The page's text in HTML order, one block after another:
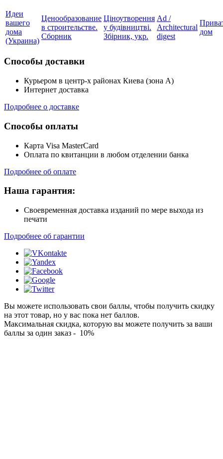
Идеи
вашего
дома
(Украина)
Ценообразование
в строительстве.
Сборник
Ціноутворення
у будівництві.
Збірник, укр.
Ad /
Architectural
digest
дом
Способы доставки
Курьером в центр-х районах Киева (зона А)
Интернет доставка
Подробнее о доставке
Способы оплаты
Карта Visa MasterCard
Оплата по квитанции в любом отделении банка
Подробнее об оплате
Наша гарантия:
Своевременная доставка изданий по мере выхода из
печати
Подробнее об гарантии
Вы можете использовать свои баллы, чтобы получить скидку
на этот товар, но у вас пока нет баллов.
Максимальная скидка, которую вы можете получить за ваши
баллы за один заказ - 10%